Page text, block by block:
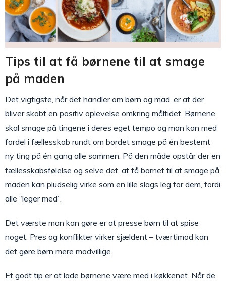
Tips til at få børnene til at smage
på maden
Det vigtigste, når det handler om børn og mad, er at der
bliver skabt en positiv oplevelse omkring måltidet. Børnene
skal smage på tingene i deres eget tempo og man kan med
fordel i fællesskab rundt om bordet smage på én bestemt
ny ting på én gang alle sammen. På den måde opstår der en
fællesskabsfølelse og selve det, at få barnet til at smage på
maden kan pludselig virke som en lille slags leg for dem, fordi
alle “leger med”.
Det værste man kan gøre er at presse børn til at spise
noget. Pres og konflikter virker sjældent – tværtimod kan
det gøre børn mere modvillige.
Et godt tip er at lade børnene være med i køkkenet. Når de